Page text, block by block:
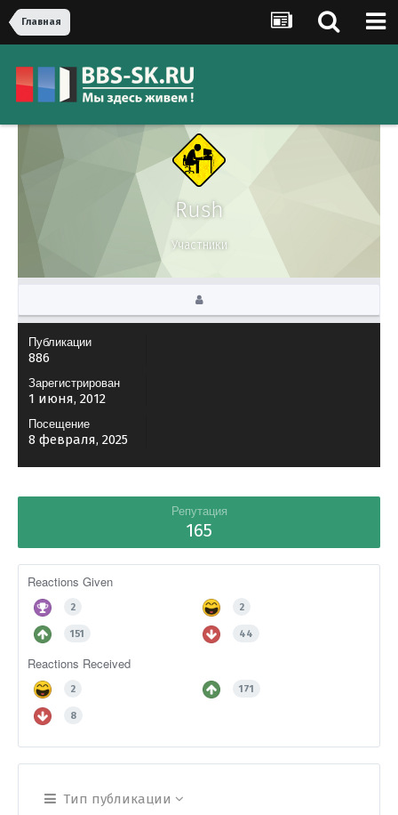
Главная
Rush
Участники
Публикации
886
Зарегистрирован
1 июня, 2012
Посещение
8 февраля, 2025
Репутация
165
Reactions Given
2 2
151 44
Reactions Received
2 171
8
Тип публикации